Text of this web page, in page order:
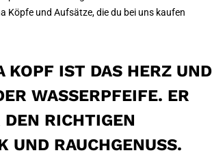
Köpfe und Aufsätze, die du bei uns kaufen
KOPF IST DAS HERZ UND
WASSERPFEIFE. ER
DEN RICHTIGEN
UND RAUCHGENUSS.